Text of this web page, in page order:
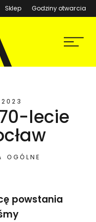
Sklep (otwiera się w nowym
Godziny otwarcia
Menu
lecie
OGÓLNE
powstania